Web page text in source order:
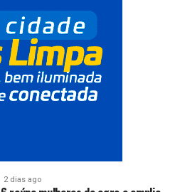
2 dias ago